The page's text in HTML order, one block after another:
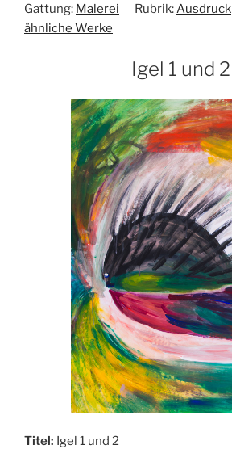
Gattung: Malerei Rubrik: Ausdruck
ähnliche Werke
Igel 1 und 2
Titel: Igel 1 und 2